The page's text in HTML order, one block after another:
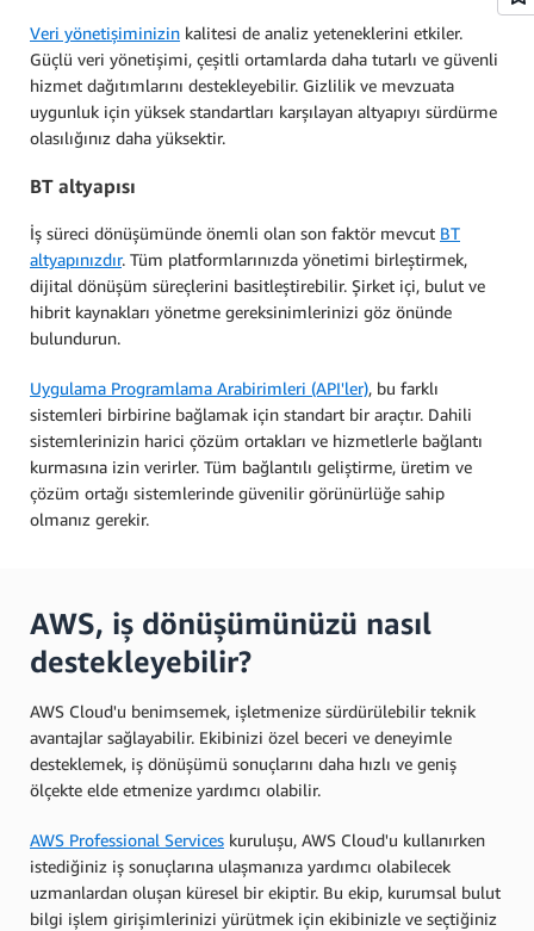
Veri yönetişiminizin kalitesi de analiz yeteneklerini etkiler.
Güçlü veri yönetişimi, çeşitli ortamlarda daha tutarlı ve güvenli
hizmet dağıtımlarını destekleyebilir. Gizlilik ve mevzuata
uygunluk için yüksek standartları karşılayan altyapıyı sürdürme
olasılığınız daha yüksektir.
BT altyapısı
İş süreci dönüşümünde önemli olan son faktör mevcut BT
altyapınızdır. Tüm platformlarınızda yönetimi birleştirmek,
dijital dönüşüm süreçlerini basitleştirebilir. Şirket içi, bulut ve
hibrit kaynakları yönetme gereksinimlerinizi göz önünde
bulundurun.
Uygulama Programlama Arabirimleri (API'ler), bu farklı
sistemleri birbirine bağlamak için standart bir araçtır. Dahili
sistemlerinizin harici çözüm ortakları ve hizmetlerle bağlantı
kurmasına izin verirler. Tüm bağlantılı geliştirme, üretim ve
çözüm ortağı sistemlerinde güvenilir görünürlüğe sahip
olmanız gerekir.
AWS, iş dönüşümünüzü nasıl
destekleyebilir?
AWS Cloud'u benimsemek, işletmenize sürdürülebilir teknik
avantajlar sağlayabilir. Ekibinizi özel beceri ve deneyimle
desteklemek, iş dönüşümü sonuçlarını daha hızlı ve geniş
ölçekte elde etmenize yardımcı olabilir.
AWS Professional Services kuruluşu, AWS Cloud'u kullanırken
istediğiniz iş sonuçlarına ulaşmanıza yardımcı olabilecek
uzmanlardan oluşan küresel bir ekiptir. Bu ekip, kurumsal bulut
bilgi işlem girişimlerinizi yürütmek için ekibinizle ve seçtiğiniz